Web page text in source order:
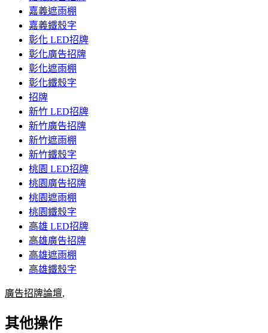
嘉義遮雨棚
嘉義鐵殼字
彰化 LED招牌
彰化廣告招牌
彰化遮雨棚
彰化鐵殼字
招牌
新竹 LED招牌
新竹廣告招牌
新竹遮雨棚
新竹鐵殼字
桃園 LED招牌
桃園廣告招牌
桃園遮雨棚
桃園鐵殼字
高雄 LED招牌
高雄廣告招牌
高雄遮雨棚
高雄鐵殼字
廣告招牌論壇,
其他操作